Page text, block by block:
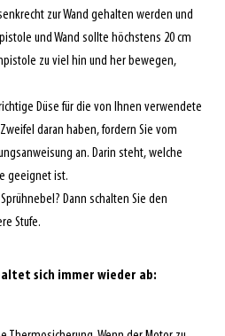
zur Wand gehalten werden und
und Wand sollte höchstens 20 cm
zu viel hin und her bewegen,
Düse für die von Ihnen verwendete
daran haben, fordern Sie vom
an. Darin steht, welche
geeignet ist.
Dann schalten Sie den
Stufe.
sich immer wieder ab: